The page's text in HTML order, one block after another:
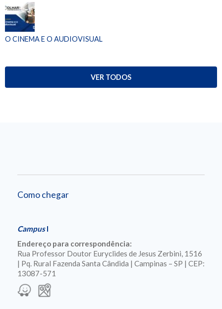
O CINEMA E O AUDIOVISUAL
VER TODOS
Como chegar
CampusI
Endereço para correspondência:
Rua Professor Doutor Euryclides de Jesus Zerbini, 1516
| Pq. Rural Fazenda Santa Cândida | Campinas – SP | CEP:
13087-571